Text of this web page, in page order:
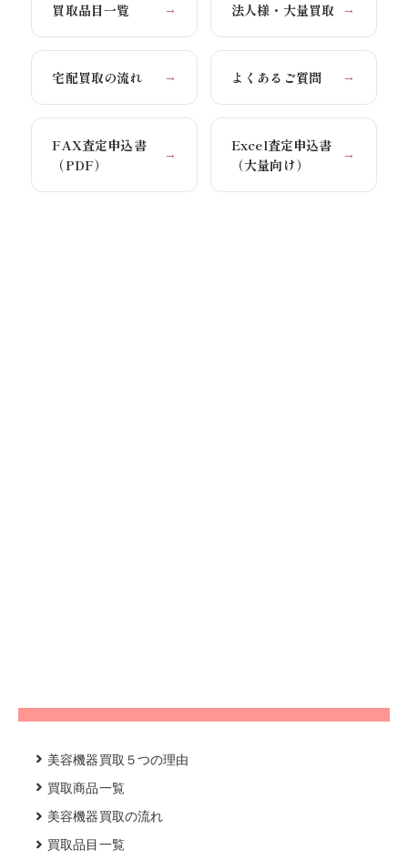
買取品目一覧 → 法人様・大量買取 →
宅配買取の流れ → よくあるご質問 →
FAX査定申込書
（PDF）
→
Excel査定申込書
（大量向け）
→
美容機器買取５つの理由
買取商品一覧
美容機器買取の流れ
買取品目一覧